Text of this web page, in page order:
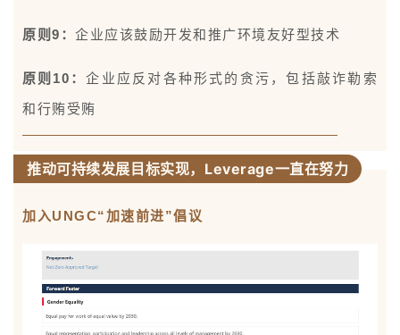
原则9： 企业应该鼓励开发和推广环境友好型技术
原则10：企业应反对各种形式的贪污，包括敲诈勒索
和行贿受贿
推动可持续发展目标实现，Leverage一直在努力
加入UNGC“加速前进”倡议